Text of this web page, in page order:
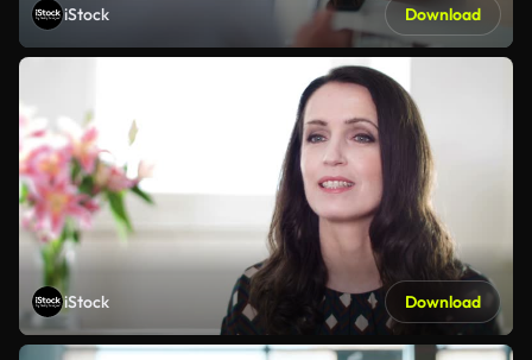
iStock Download
iStock Download